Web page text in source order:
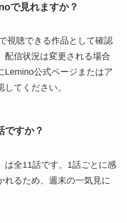
で見れますか？
視聴できる作品として確認
配信状況は変更される場合
Lemino公式ページまたはア
てください。
ですか？
は全11話です。1話ごとに感
れるため、週末の一気見に